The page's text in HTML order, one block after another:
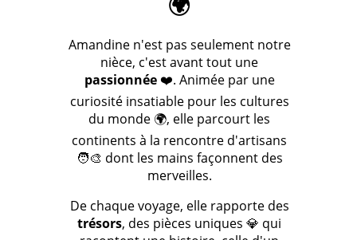
Amandine n'est pas seulement notre
nièce, c'est avant tout une
passionnée❤️. Animée par une
curiosité insatiable pour les cultures
du monde 🌍, elle parcourt les
continents à la rencontre d'artisans
🧑‍🎨 dont les mains façonnent des
merveilles.
De chaque voyage, elle rapporte des
trésors, des pièces uniques 💎 qui